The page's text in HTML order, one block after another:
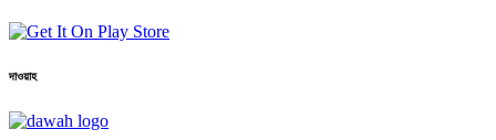
দাওয়াহ